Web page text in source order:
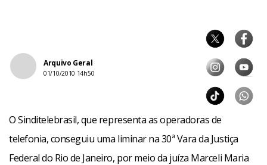
Arquivo Geral
01/10/2010 14h50
O Sinditelebrasil, que representa as operadoras de
telefonia, conseguiu uma liminar na 30ª Vara da Justiça
Federal do Rio de Janeiro, por meio da juíza Marceli Maria